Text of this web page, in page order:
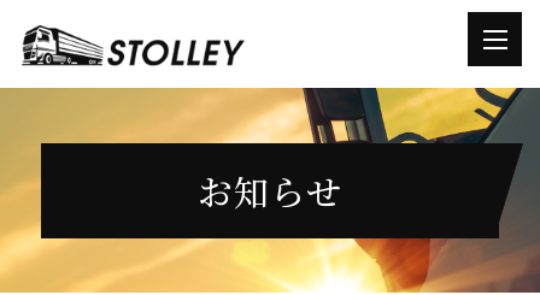
お知らせ